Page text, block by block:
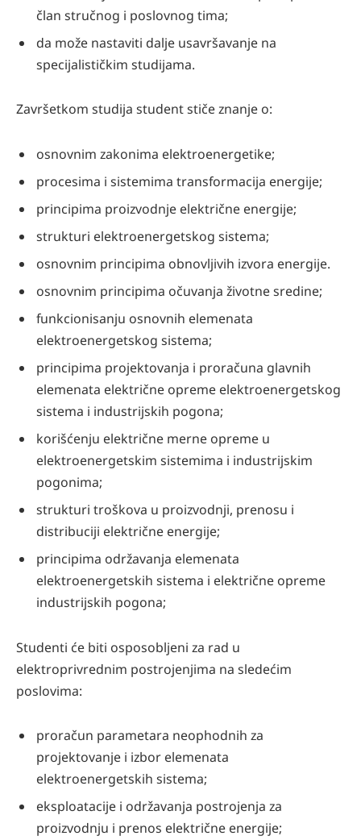
član stručnog i poslovnog tima;
da može nastaviti dalje usavršavanje na
specijalističkim studijama.
Završetkom studija student stiče znanje o:
osnovnim zakonima elektroenergetike;
procesima i sistemima transformacija energije;
principima proizvodnje električne energije;
strukturi elektroenergetskog sistema;
osnovnim principima obnovljivih izvora energije.
osnovnim principima očuvanja životne sredine;
funkcionisanju osnovnih elemenata
elektroenergetskog sistema;
principima projektovanja i proračuna glavnih
elemenata električne opreme elektroenergetskog
sistema i industrijskih pogona;
korišćenju električne merne opreme u
elektroenergetskim sistemima i industrijskim
pogonima;
strukturi troškova u proizvodnji, prenosu i
distribuciji električne energije;
principima održavanja elemenata
elektroenergetskih sistema i električne opreme
industrijskih pogona;
Studenti će biti osposobljeni za rad u
elektroprivrednim postrojenjima na sledećim
poslovima:
proračun parametara neophodnih za
projektovanje i izbor elemenata
elektroenergetskih sistema;
eksploatacije i održavanja postrojenja za
proizvodnju i prenos električne energije;